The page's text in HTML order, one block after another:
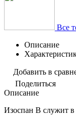
Все
Описание
Добавить в
Поделиться
Описание
Изоспан В служит в